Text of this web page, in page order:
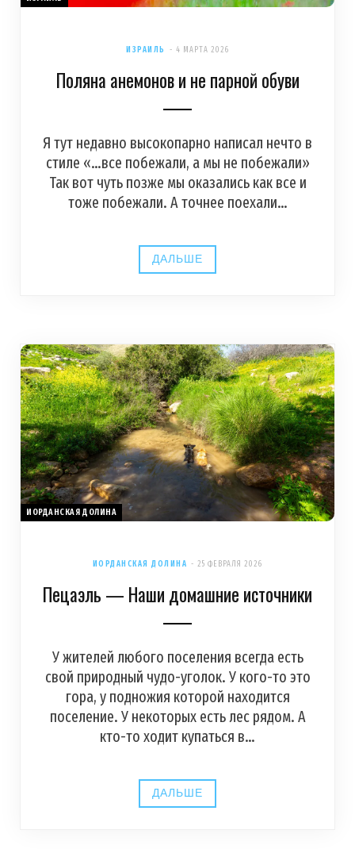
ИЗРАИЛЬ 4 МАРТА 2026
Поляна анемонов и не парной обуви
Я тут недавно высокопарно написал нечто в
стиле «…все побежали, а мы не побежали»
Так вот чуть позже мы оказались как все и
тоже побежали. А точнее поехали…
ДАЛЬШЕ
ИОРДАНСКАЯ ДОЛИНА
ИОРДАНСКАЯ ДОЛИНА 25 ФЕВРАЛЯ 2026
Пецаэль — Наши домашние источники
У жителей любого поселения всегда есть
свой природный чудо-уголок. У кого-то это
гора, у подножия которой находится
поселение. У некоторых есть лес рядом. А
кто-то ходит купаться в…
ДАЛЬШЕ